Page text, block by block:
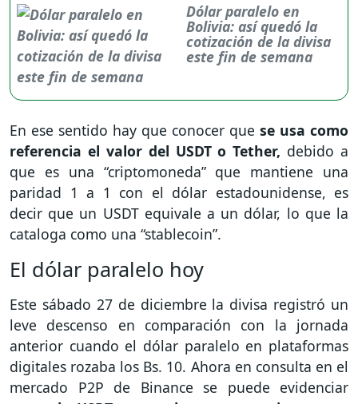
Dólar paralelo en
Bolivia: así quedó la
cotización de la divisa
este fin de semana
En ese sentido hay que conocer que se usa como
referencia el valor del USDT o Tether, debido a
que es una “criptomoneda” que mantiene una
paridad 1 a 1 con el dólar estadounidense, es
decir que un USDT equivale a un dólar, lo que la
cataloga como una “stablecoin”.
El dólar paralelo hoy
Este sábado 27 de diciembre la divisa registró un
leve descenso en comparación con la jornada
anterior cuando el dólar paralelo en plataformas
digitales rozaba los Bs. 10. Ahora en consulta en el
mercado P2P de Binance se puede evidenciar